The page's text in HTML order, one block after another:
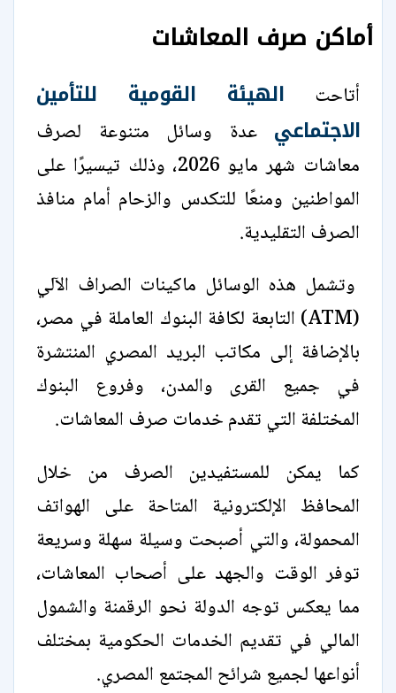
أماكن صرف المعاشات
أتاحت
الهيئة القومية للتأمين
الاجتماعي عدة وسائل متنوعة لصرف
معاشات شهر مايو 2026، وذلك تيسيرًا على
المواطنين ومنعًا للتكدس والزحام أمام منافذ
الصرف التقليدية.
وتشمل هذه الوسائل ماكينات الصراف الآلي
(ATM) التابعة لكافة البنوك العاملة في مصر،
بالإضافة إلى مكاتب البريد المصري المنتشرة
في جميع القرى والمدن، وفروع البنوك
المختلفة التي تقدم خدمات صرف المعاشات.
كما يمكن للمستفيدين الصرف من خلال
المحافظ الإلكترونية المتاحة على الهواتف
المحمولة، والتي أصبحت وسيلة سهلة وسريعة
توفر الوقت والجهد على أصحاب المعاشات،
مما يعكس توجه الدولة نحو الرقمنة والشمول
المالي في تقديم الخدمات الحكومية بمختلف
أنواعها لجميع شرائح المجتمع المصري.